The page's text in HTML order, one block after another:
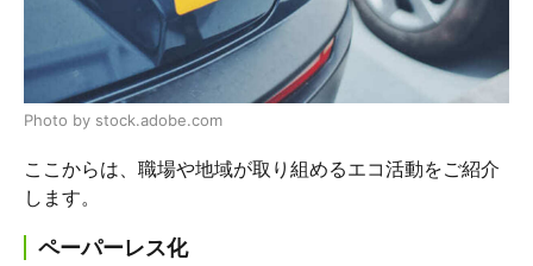
Photo by stock.adobe.com
ここからは、職場や地域が取り組めるエコ活動をご紹介
します。
ペーパーレス化